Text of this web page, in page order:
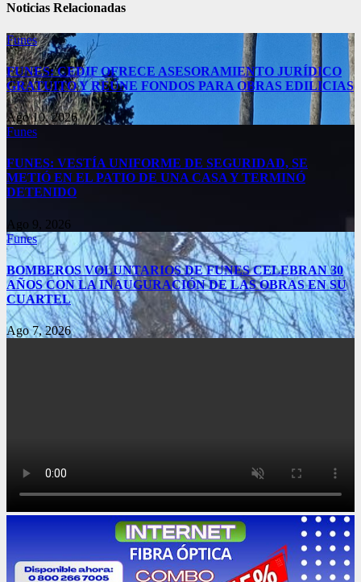
Noticias Relacionadas
Funes
FUNES: CEDIF OFRECE ASESORAMIENTO JURÍDICO
GRATUITO Y REÚNE FONDOS PARA OBRAS EDILICIAS
Ago 10, 2026
Funes
FUNES: VESTÍA UNIFORME DE SEGURIDAD, SE
METIÓ EN EL PATIO DE UNA CASA Y TERMINÓ
DETENIDO
Ago 9, 2026
Funes
BOMBEROS VOLUNTARIOS DE FUNES CELEBRAN 30
AÑOS CON LA INAUGURACIÓN DE LAS OBRAS EN SU
CUARTEL
Ago 7, 2026